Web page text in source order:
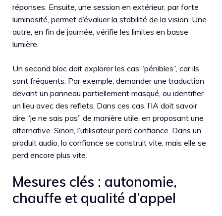
réponses. Ensuite, une session en extérieur, par forte
luminosité, permet d’évaluer la stabilité de la vision. Une
autre, en fin de journée, vérifie les limites en basse
lumière.
Un second bloc doit explorer les cas “pénibles”, car ils
sont fréquents. Par exemple, demander une traduction
devant un panneau partiellement masqué, ou identifier
un lieu avec des reflets. Dans ces cas, l’IA doit savoir
dire “je ne sais pas” de manière utile, en proposant une
alternative. Sinon, l’utilisateur perd confiance. Dans un
produit audio, la confiance se construit vite, mais elle se
perd encore plus vite.
Mesures clés : autonomie,
chauffe et qualité d’appel